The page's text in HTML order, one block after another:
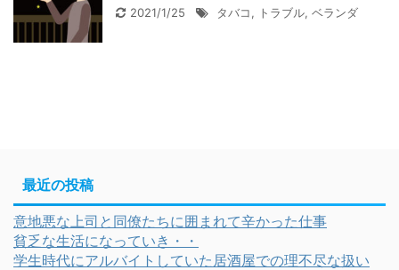
2021/1/25 タバコ, トラブル, ベランダ
最近の投稿
意地悪な上司と同僚たちに囲まれて辛かった仕事
貧乏な生活になっていき・・
学生時代にアルバイトしていた居酒屋での理不尽な扱い